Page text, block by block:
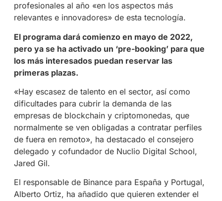
profesionales al año «en los aspectos más
relevantes e innovadores» de esta tecnología.
El programa dará comienzo en mayo de 2022,
pero ya se ha activado un ‘pre-booking’ para que
los más interesados puedan reservar las
primeras plazas.
«Hay escasez de talento en el sector, así como
dificultades para cubrir la demanda de las
empresas de blockchain y criptomonedas, que
normalmente se ven obligadas a contratar perfiles
de fuera en remoto», ha destacado el consejero
delegado y cofundador de Nuclio Digital School,
Jared Gil.
El responsable de Binance para España y Portugal,
Alberto Ortiz, ha añadido que quieren extender el